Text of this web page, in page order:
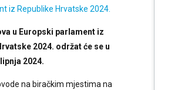
iz Republike Hrvatske 2024.
u Europski parlament iz
2024. održat će se u
2024.
na biračkim mjestima na